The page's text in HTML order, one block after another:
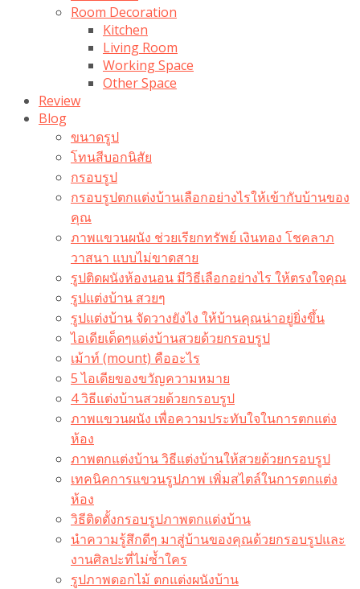
Room Decoration
Kitchen
Living Room
Working Space
Other Space
Review
Blog
ขนาดรูป
โทนสีบอกนิสัย
กรอบรูป
กรอบรูปตกแต่งบ้านเลือกอย่างไรให้เข้ากับบ้านของ
คุณ
ภาพแขวนผนัง ช่วยเรียกทรัพย์ เงินทอง โชคลาภ
วาสนา แบบไม่ขาดสาย
รูปติดผนังห้องนอน มีวิธีเลือกอย่างไร ให้ตรงใจคุณ
รูปแต่งบ้าน สวยๆ
รูปแต่งบ้าน จัดวางยังไง ให้บ้านคุณน่าอยู่ยิ่งขึ้น
ไอเดียเด็ดๆแต่งบ้านสวยด้วยกรอบรูป
เม้าท์ (mount) คืออะไร​
5 ไอเดียของขวัญความหมาย
4 วิธีแต่งบ้านสวยด้วยกรอบรูป
ภาพแขวนผนัง เพื่อความประทับใจในการตกแต่ง
ห้อง
ภาพตกแต่งบ้าน วิธีแต่งบ้านให้สวยด้วยกรอบรูป
เทคนิคการแขวนรูปภาพ เพิ่มสไตล์ในการตกแต่ง
ห้อง
วิธีติดตั้งกรอบรูปภาพตกแต่งบ้าน
นำความรู้สึกดีๆ มาสู่บ้านของคุณด้วยกรอบรูปและ
งานศิลปะที่ไม่ซ้ำใคร
รูปภาพดอกไม้ ตกแต่งผนังบ้าน